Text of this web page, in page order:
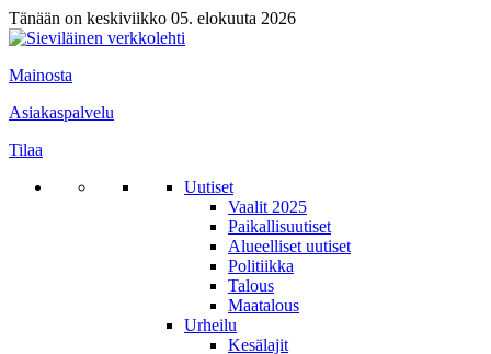
Tänään on keskiviikko 05. elokuuta 2026
Mainosta
Asiakaspalvelu
Tilaa
Uutiset
Vaalit 2025
Paikallisuutiset
Alueelliset uutiset
Politiikka
Talous
Maatalous
Urheilu
Kesälajit